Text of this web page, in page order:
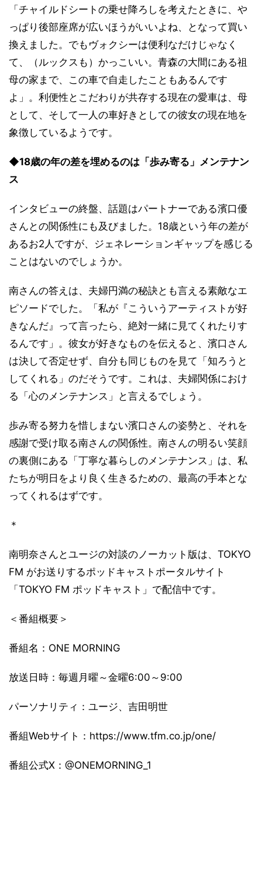
「チャイルドシートの乗せ降ろしを考えたときに、や
っぱり後部座席が広いほうがいいよね、となって買い
換えました。でもヴォクシーは便利なだけじゃなく
て、（ルックスも）かっこいい。青森の大間にある祖
母の家まで、この車で自走したこともあるんです
よ」。利便性とこだわりが共存する現在の愛車は、母
として、そして一人の車好きとしての彼女の現在地を
象徴しているようです。
◆18歳の年の差を埋めるのは「歩み寄る」メンテナン
ス
インタビューの終盤、話題はパートナーである濱口優
さんとの関係性にも及びました。18歳という年の差が
あるお2人ですが、ジェネレーションギャップを感じる
ことはないのでしょうか。
南さんの答えは、夫婦円満の秘訣とも言える素敵なエ
ピソードでした。「私が『こういうアーティストが好
きなんだ』って言ったら、絶対一緒に見てくれたりす
るんです」。彼女が好きなものを伝えると、濱口さん
は決して否定せず、自分も同じものを見て「知ろうと
してくれる」のだそうです。これは、夫婦関係におけ
る「心のメンテナンス」と言えるでしょう。
歩み寄る努力を惜しまない濱口さんの姿勢と、それを
感謝で受け取る南さんの関係性。南さんの明るい笑顔
の裏側にある「丁寧な暮らしのメンテナンス」は、私
たちが明日をより良く生きるための、最高の手本とな
ってくれるはずです。
＊
南明奈さんとユージの対談のノーカット版は、TOKYO
FM がお送りするポッドキャストポータルサイト
「TOKYO FM ポッドキャスト」で配信中です。
＜番組概要＞
番組名：ONE MORNING
放送日時：毎週月曜～金曜6:00～9:00
パーソナリティ：ユージ、吉田明世
番組Webサイト：https://www.tfm.co.jp/one/
番組公式X：@ONEMORNING_1